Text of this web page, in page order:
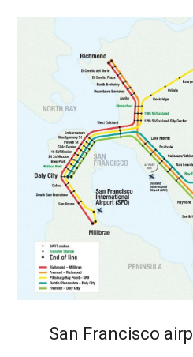
San Francisco